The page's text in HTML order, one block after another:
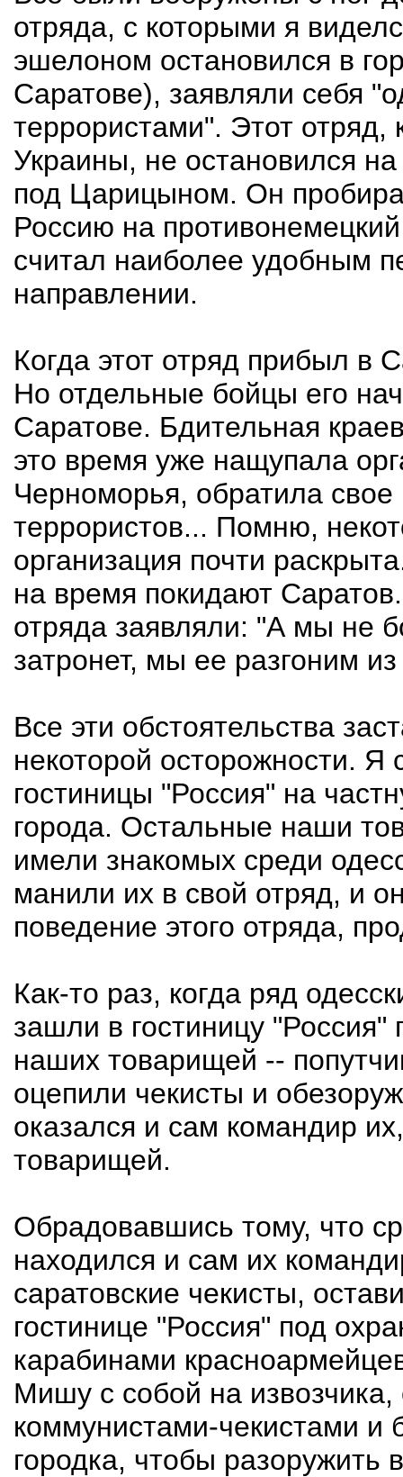
отряда, с которыми я
эшелоном остановился в
Саратове), заявляли себя
террористами". Этот отряд,
Украины, не остановился
под Царицыном. Он
Россию на
считал наиболее удобным
направлении.
Когда этот отряд прибыл в
Но отдельные бойцы его
Саратове. Бдительная
это время уже нащупала
Черноморья, обратила
террористов... Помню,
организация почти
на время покидают
отряда заявляли: "А мы не
затронет, мы ее разгоним
Все эти обстоятельства
некоторой осторожности.
гостиницы "Россия" на
города. Остальные наши
имели знакомых среди
манили их в свой отряд, и
поведение этого отряда,
Как-то раз, когда ряд
зашли в гостиницу "Россия"
наших товарищей --
оцепили чекисты и
оказался и сам командир
товарищей.
Обрадовавшись тому, что
находился и сам их
саратовские чекисты,
гостинице "Россия" под
карабинами
Мишу с собой на
коммунистами-чекистами и
городка, чтобы разоружить